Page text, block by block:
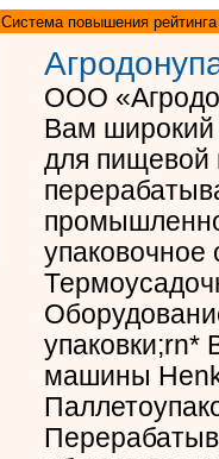
Система повышения рейтинга
ООО
Вам широкий
для пищевой
упаковочное
упаковки;rn*
машины